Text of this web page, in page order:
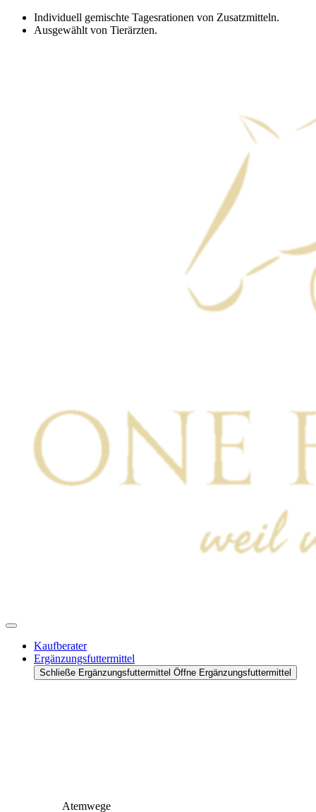
Zum
Inhalt
Individuell gemischte Tagesrationen von Zusatzmitteln.
Ausgewählt von Tierärzten.
Kaufberater
Ergänzungsfuttermittel
Schließe Ergänzungsfuttermittel Öffne Ergänzungsfuttermittel
Atemwege